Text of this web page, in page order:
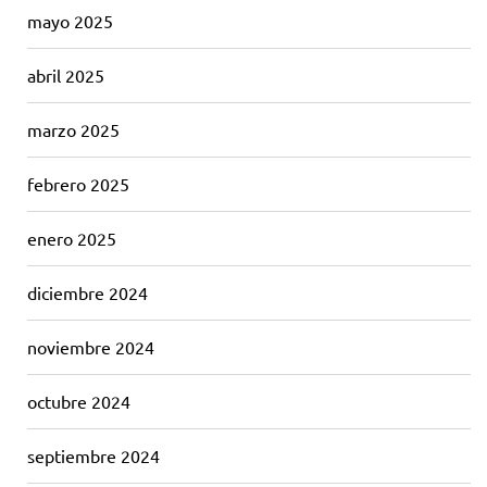
mayo 2025
abril 2025
marzo 2025
febrero 2025
enero 2025
diciembre 2024
noviembre 2024
octubre 2024
septiembre 2024